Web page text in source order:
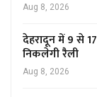
Aug 8, 2026
देहरादून में 9 से
निकलेगी रैली
Aug 8, 2026